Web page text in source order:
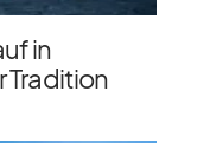
in
Tradition